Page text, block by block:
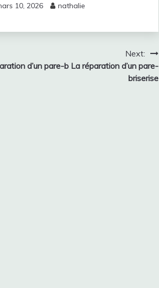
10, 2026 nathalie
Next:
d’un pare-b La réparation d’un pare-
briserise